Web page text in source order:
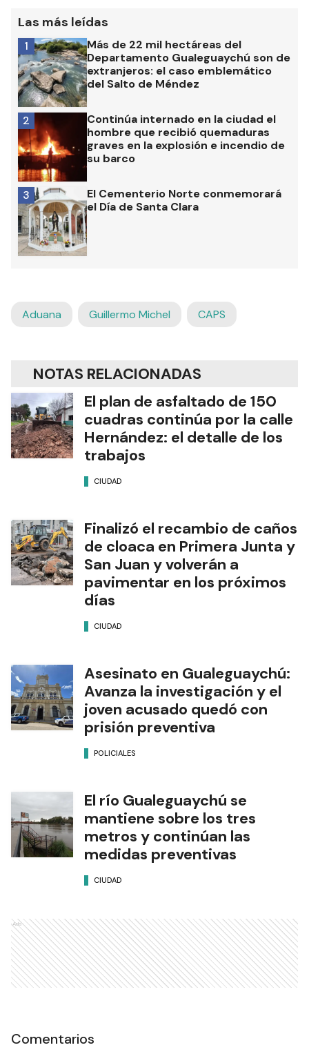
Las más leídas
Más de 22 mil hectáreas del
Departamento Gualeguaychú son de
extranjeros: el caso emblemático
del Salto de Méndez
1
Continúa internado en la ciudad el
hombre que recibió quemaduras
graves en la explosión e incendio de
su barco
2
El Cementerio Norte conmemorará
el Día de Santa Clara
3
Aduana Guillermo Michel CAPS
NOTAS RELACIONADAS
El plan de asfaltado de 150
cuadras continúa por la calle
Hernández: el detalle de los
trabajos
CIUDAD
Finalizó el recambio de caños
de cloaca en Primera Junta y
San Juan y volverán a
pavimentar en los próximos
días
CIUDAD
Asesinato en Gualeguaychú:
Avanza la investigación y el
joven acusado quedó con
prisión preventiva
POLICIALES
El río Gualeguaychú se
mantiene sobre los tres
metros y continúan las
medidas preventivas
CIUDAD
Ads
Comentarios